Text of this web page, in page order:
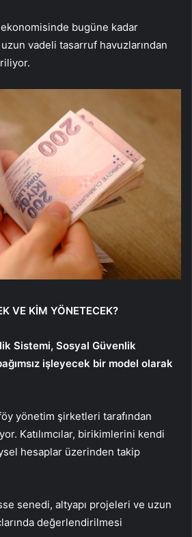
bugüne kadar
vadeli tasarruf havuzlarından
VE KİM YÖNETECEK?
Sistemi, Sosyal Güvenlik
işleyecek bir model olarak
yönetim şirketleri tarafından
Katılımcılar, birikimlerini kendi
hesaplar üzerinden takip
senedi, altyapı projeleri ve uzun
değerlendirilmesi